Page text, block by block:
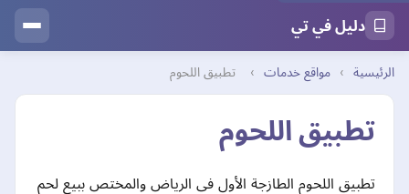
دليل في تي
الرئيسية › مواقع خدمات › تطبيق اللحوم
تطبيق اللحوم
تطبيق اللحوم الطازجة الأول في الرياض والمختص ببيع لحم